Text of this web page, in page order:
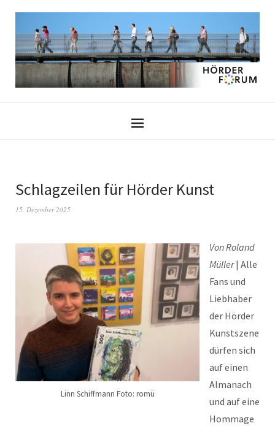
Schlagzeilen für Hörder Kunst
15. Dezember 2025
Linn Schiffmann Foto: romü
Von Roland
Müller| Alle
Fans und
Liebhaber
der Hörder
Kunstszene
dürfen sich
auf einen
Almanach
und auf eine
Hommage